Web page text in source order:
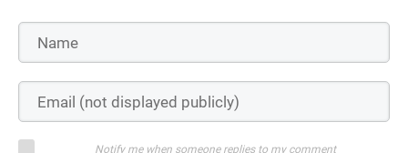
Notify me when someone replies to my comment